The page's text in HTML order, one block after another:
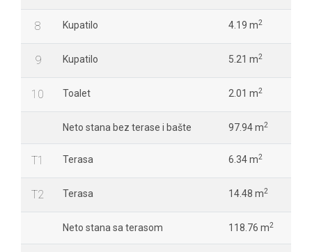
8 Kupatilo 4.19 m2
9 Kupatilo 5.21 m2
10 Toalet 2.01 m2
Neto stana bez terase i bašte 97.94 m2
T1 Terasa 6.34 m2
T2 Terasa 14.48 m2
Neto stana sa terasom 118.76 m2